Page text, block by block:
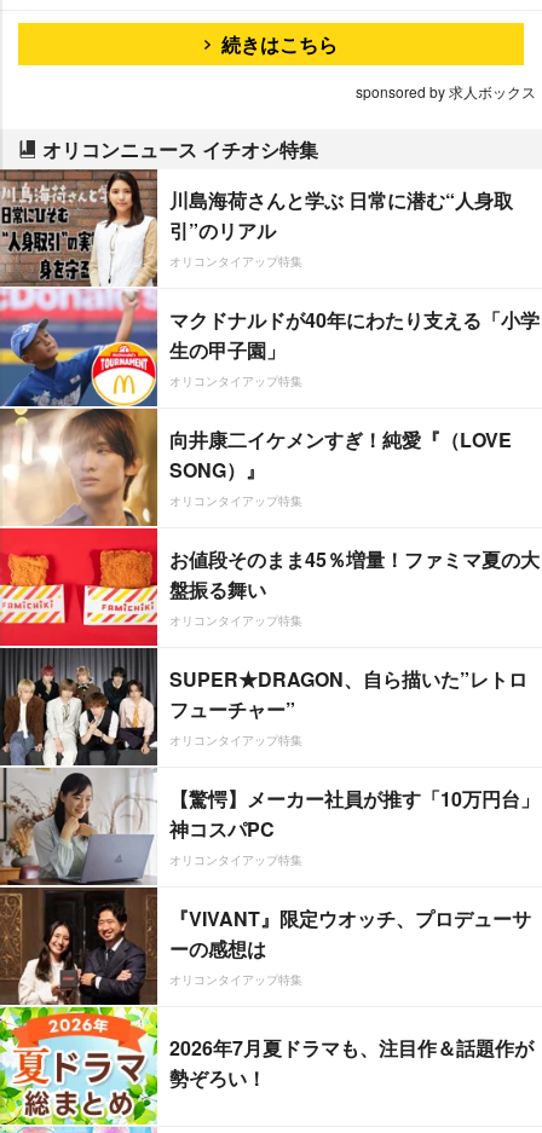
続きはこちら
sponsored by 求人ボックス
オリコンニュース イチオシ特集
川島海荷さんと学ぶ 日常に潜む“人身取
引”のリアル
オリコンタイアップ特集
マクドナルドが40年にわたり支える「小学
生の甲子園」
オリコンタイアップ特集
向井康二イケメンすぎ！純愛『（LOVE
SONG）』
オリコンタイアップ特集
お値段そのまま45％増量！ファミマ夏の大
盤振る舞い
オリコンタイアップ特集
SUPER★DRAGON、自ら描いた”レトロ
フューチャー”
オリコンタイアップ特集
【驚愕】メーカー社員が推す「10万円台」
神コスパPC
オリコンタイアップ特集
『VIVANT』限定ウオッチ、プロデューサ
ーの感想は
オリコンタイアップ特集
2026年7月夏ドラマも、注目作＆話題作が
勢ぞろい！